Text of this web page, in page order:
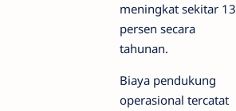
meningkat sekitar 13
persen secara
tahunan.
Biaya pendukung
operasional tercatat